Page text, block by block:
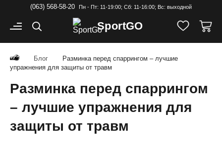
(063) 568-58-20 Пн - Пт: 11-19:00; Cб: 11-16:00; Вс: выходной
SportGO
Блог
Разминка перед спаррингом – лучшие
упражнения для защиты от травм
Разминка перед спаррингом
– лучшие упражнения для
защиты от травм